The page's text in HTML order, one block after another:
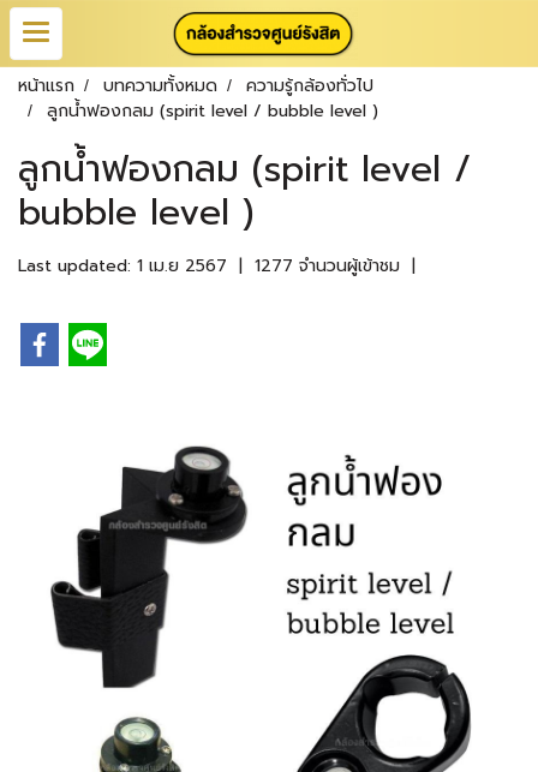
หน้าแรก บทความทั้งหมด
ความรู้กล้องทั่วไป
ลูกน้ำฟองกลม (spirit level / bubble level )
ลูกน้ำฟองกลม (spirit level /
bubble level )
Last updated: 1 เม.ย 2567 | 1277 จำนวนผู้เข้าชม |